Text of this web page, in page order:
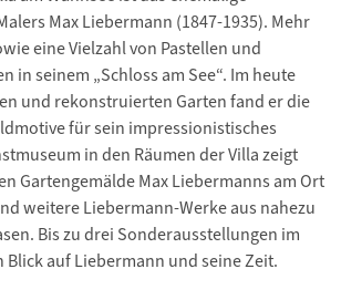
Max Liebermann (1847-1935). Mehr
eine Vielzahl von Pastellen und
in seinem „Schloss am See“. Im heute
und rekonstruierten Garten fand er die
für sein impressionistisches
in den Räumen der Villa zeigt
Gartengemälde Max Liebermanns am Ort
weitere Liebermann-Werke aus nahezu
Bis zu drei Sonderausstellungen im
auf Liebermann und seine Zeit.